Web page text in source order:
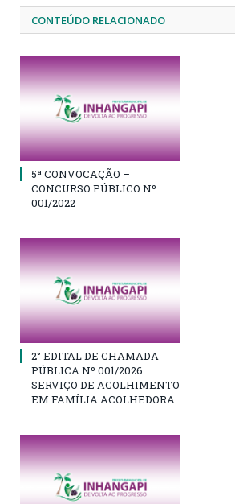
CONTEÚDO RELACIONADO
5ª CONVOCAÇÃO –
CONCURSO PÚBLICO Nº
001/2022
2° EDITAL DE CHAMADA
PÚBLICA Nº 001/2026
SERVIÇO DE ACOLHIMENTO
EM FAMÍLIA ACOLHEDORA